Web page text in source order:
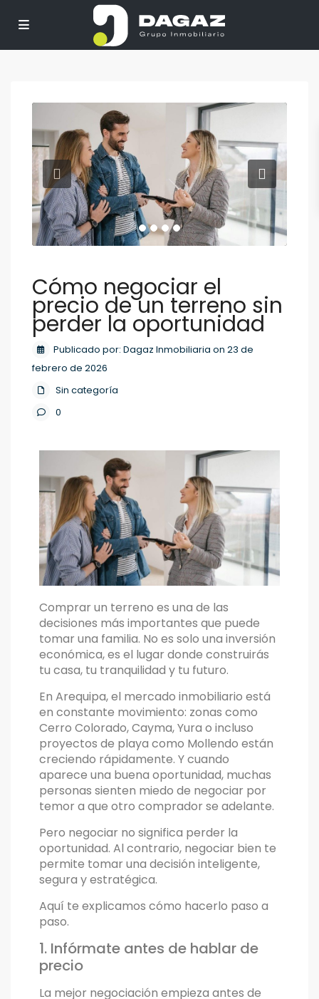
Cómo negociar el
precio de un terreno sin
perder la oportunidad
Publicado por: Dagaz Inmobiliaria on 23 de
febrero de 2026
Sin categoría
0
Comprar un terreno es una de las
decisiones más importantes que puede
tomar una familia. No es solo una inversión
económica, es el lugar donde construirás
tu casa, tu tranquilidad y tu futuro.
En Arequipa, el mercado inmobiliario está
en constante movimiento: zonas como
Cerro Colorado, Cayma, Yura o incluso
proyectos de playa como Mollendo están
creciendo rápidamente. Y cuando
aparece una buena oportunidad, muchas
personas sienten miedo de negociar por
temor a que otro comprador se adelante.
Pero negociar no significa perder la
oportunidad. Al contrario, negociar bien te
permite tomar una decisión inteligente,
segura y estratégica.
Aquí te explicamos cómo hacerlo paso a
paso.
1. Infórmate antes de hablar de
precio
La mejor negociación empieza antes de